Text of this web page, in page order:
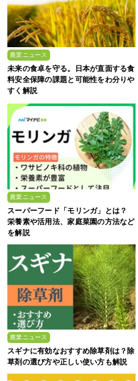
農業ニュース
未来の食卓を守る。日本が直面する食
料安全保障の課題と可能性をわ分りや
すく解説
農業ニュース
スーパーフード「モリンガ」とは？
栄養素や活用法、家庭菜園の方法など
を解説
農業ニュース
スギナに有効なおすすめ除草剤は？除
草剤の選び方や正しい使い方も解説